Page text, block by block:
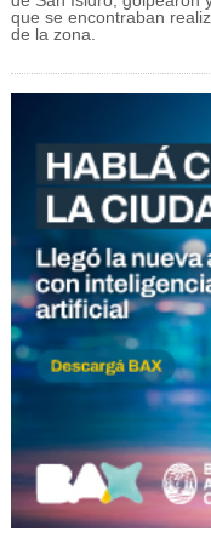
que se encontraban
de la zona.